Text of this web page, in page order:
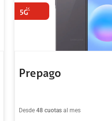
Prepago
Desde 48 cuotas al mes